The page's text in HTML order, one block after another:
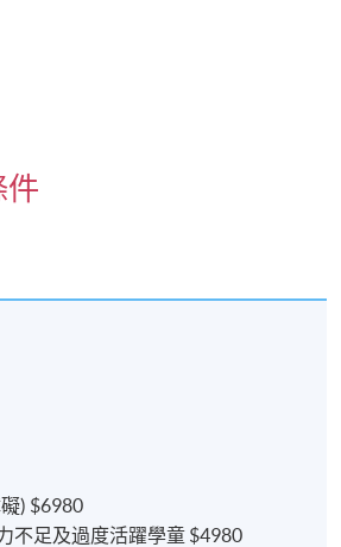
件
) $6980
不足及過度活躍學童 $4980